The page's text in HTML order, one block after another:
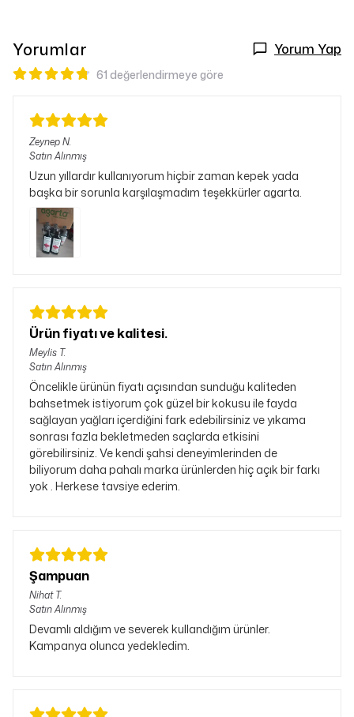
Yorumlar Yorum Yap
61 değerlendirmeye göre
ZeynepN.
Satın Alınmış
Uzun yıllardır kullanıyorum hiçbir zaman kepek yada
başka bir sorunla karşılaşmadım teşekkürler agarta.
Ürün fiyatı ve kalitesi.
Meylis T.
Satın Alınmış
Öncelikle ürünün fiyatı açısından sunduğu kaliteden
bahsetmek istiyorum çok güzel bir kokusu ile fayda
sağlayan yağları içerdiğini fark edebilirsiniz ve yıkama
sonrası fazla bekletmeden saçlarda etkisini
görebilirsiniz. Ve kendi şahsi deneyimlerinden de
biliyorum daha pahalı marka ürünlerden hiç açık bir farkı
yok . Herkese tavsiye ederim.
Şampuan
Nihat T.
Satın Alınmış
Devamlı aldığım ve severek kullandığım ürünler.
Kampanya olunca yedekledim.